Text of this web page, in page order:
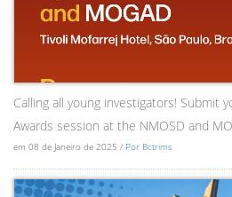
Calling all young investigators! Submit
Awards session at the NMOSD and
em 08 de Janeiro de 2025 / Por Bctrims